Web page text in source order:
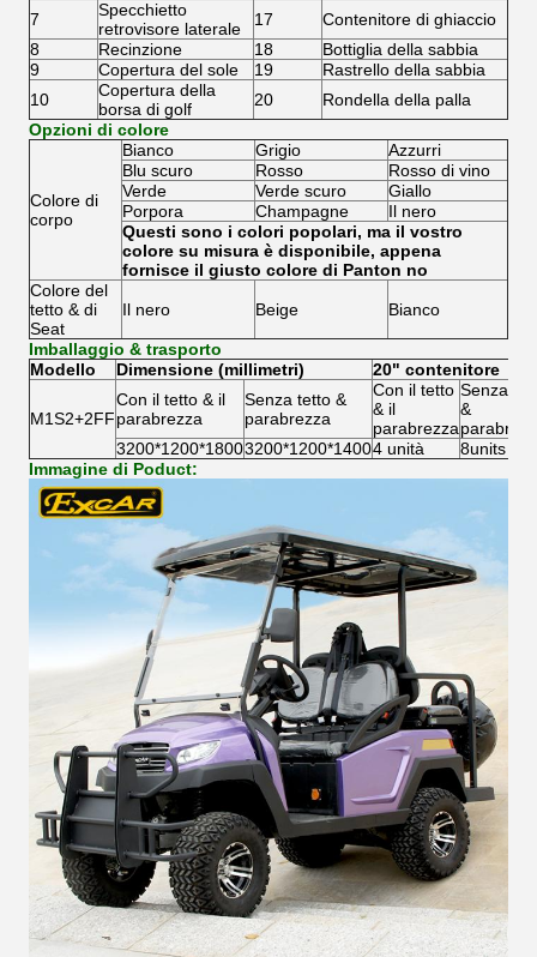
7
Specchietto
retrovisore laterale
17
Contenitore di ghiaccio
8
Recinzione 18
Bottiglia della sabbia
9
Copertura del sole 19
Rastrello della sabbia
10
Copertura della
borsa di golf
20
Rondella della palla
Opzioni di colore
Colore di
corpo
Bianco Grigio
Azzurri
Blu scuro
Rosso
Rosso di vino
Verde
Verde scuro
Giallo
Porpora
Champagne
Il nero
Questi sono i colori popolari, ma il vostro
colore su misura è disponibile, appena
fornisce il giusto colore di Panton no
Colore del
tetto & di
Seat
Il nero Beige Bianco
Imballaggio & trasporto
Modello
Dimensione (millimetri) 20" contenitore
M1S2+2FF
Con il tetto & il
parabrezza
Senza tetto &
parabrezza
Con il tetto
& il
parabrezza
Senza
&
3200*1200*18003200*1200*14004 unità
8units
Immagine di Poduct: